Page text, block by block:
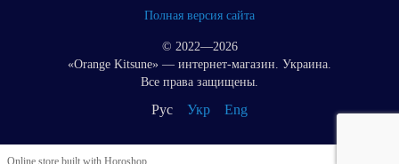
Полная версия сайта
© 2022—2026
«Orange Kitsune» — интернет-магазин. Украина.
Все права защищены.
Рус Укр Eng
Online store built with Horoshop